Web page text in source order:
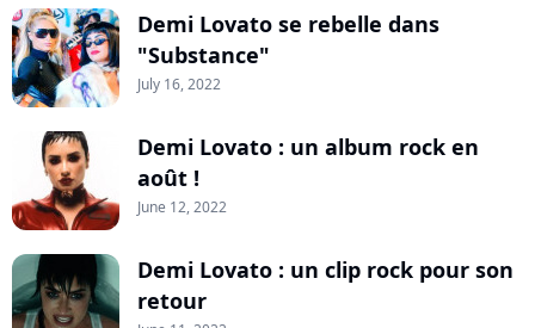
Demi Lovato se rebelle dans
"Substance"
July 16, 2022
Demi Lovato : un album rock en
août !
June 12, 2022
Demi Lovato : un clip rock pour son
retour